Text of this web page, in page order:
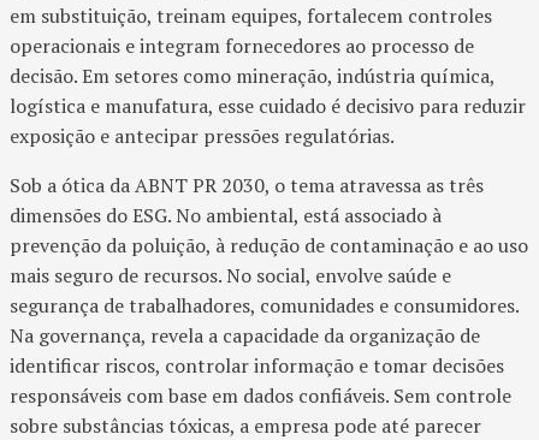
em substituição, treinam equipes, fortalecem controles
operacionais e integram fornecedores ao processo de
decisão. Em setores como mineração, indústria química,
logística e manufatura, esse cuidado é decisivo para reduzir
exposição e antecipar pressões regulatórias.
Sob a ótica da ABNT PR 2030, o tema atravessa as três
dimensões do ESG. No ambiental, está associado à
prevenção da poluição, à redução de contaminação e ao uso
mais seguro de recursos. No social, envolve saúde e
segurança de trabalhadores, comunidades e consumidores.
Na governança, revela a capacidade da organização de
identificar riscos, controlar informação e tomar decisões
responsáveis com base em dados confiáveis. Sem controle
sobre substâncias tóxicas, a empresa pode até parecer